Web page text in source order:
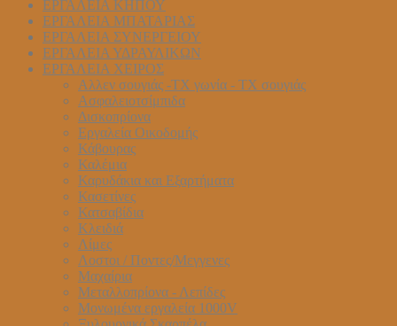
ΕΡΓΑΛΕΙΑ ΚΗΠΟΥ
ΕΡΓΑΛΕΙΑ ΜΠΑΤΑΡΙΑΣ
ΕΡΓΑΛΕΙΑ ΣΥΝΕΡΓΕΙΟΥ
ΕΡΓΑΛΕΙΑ ΥΔΡΑΥΛΙΚΩΝ
ΕΡΓΑΛΕΙΑ ΧΕΙΡΟΣ
Αλλεν σουγιάς -ΤΧ γωνία - ΤΧ σουγιάς
Ασφαλειοτσίμπιδα
Δισκοπρίονα
Εργαλεία Οικοδομής
Κάβουρας
Καλέμια
Καρυδάκια και Εξαρτήματα
Κασετίνες
Κατσαβίδια
Κλειδιά
Λίμες
Λοστοι / Ποντες/Μεγγενες
Μαχαίρια
Μεταλλοπρίονα - Λεπίδες
Μονωμένα εργαλεία 1000V